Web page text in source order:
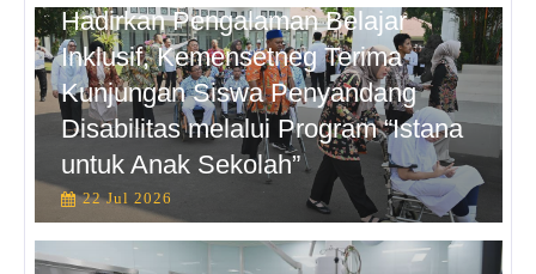
Hadirkan Pengalaman Belajar
Inklusif, Kemensetneg Terima
Kunjungan Siswa Penyandang
Disabilitas melalui Program “Istana
untuk Anak Sekolah”
22 Jul 2026